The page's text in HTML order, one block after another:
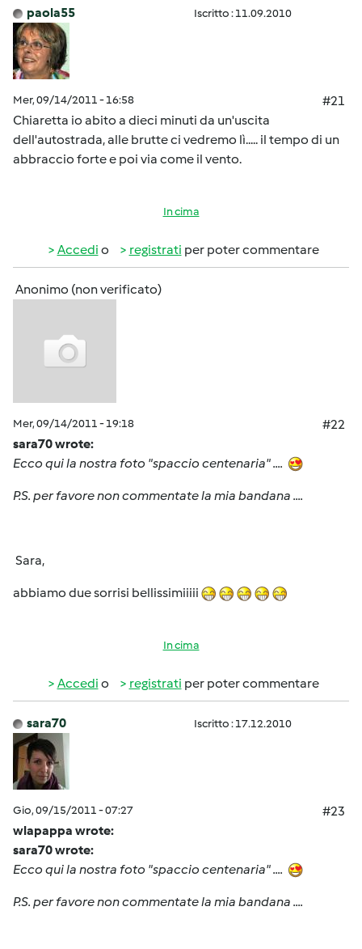
paola55 Iscritto : 11.09.2010
Mer, 09/14/2011 - 16:58
#21
Chiaretta io abito a dieci minuti da un'uscita
dell'autostrada, alle brutte ci vedremo lì..... il tempo di un
abbraccio forte e poi via come il vento.
In cima
Accedi o registrati per poter commentare
Anonimo (non verificato)
Mer, 09/14/2011 - 19:18
#22
sara70 wrote:
Ecco qui la nostra foto "spaccio centenaria" ....
P.S. per favore non commentate la mia bandana ....
Sara,
abbiamo due sorrisi bellissimiiiii
In cima
Accedi o registrati per poter commentare
sara70 Iscritto : 17.12.2010
Gio, 09/15/2011 - 07:27
#23
wlapappa wrote:
sara70 wrote:
Ecco qui la nostra foto "spaccio centenaria" ....
P.S. per favore non commentate la mia bandana ....